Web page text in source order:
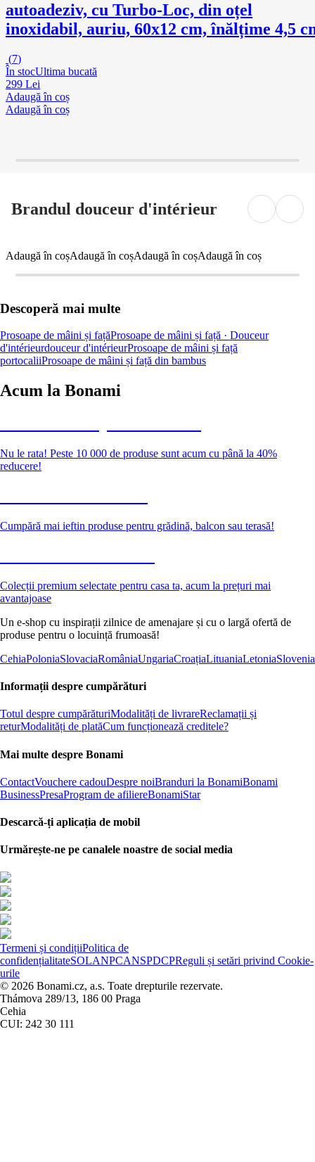
autoadeziv, cu Turbo-Loc, din oțel
inoxidabil, auriu, 60x12 cm, înălțime 4,5
(7)
În stocUltima bucată
299 Lei
Adaugă în coș
Adaugă în coș
Brandul douceur d'intérieur
Adaugă în coșAdaugă în coșAdaugă în coșAdaugă în coș
Descoperă mai multe
Prosoape de mâini și fațăProsoape de mâini și față · Douceur
d'intérieurdouceur d'intérieurProsoape de mâini și față
portocaliiProsoape de mâini și față din bambus
Acum la Bonami
Nu le rata! Peste 10 000 de produse sunt acum cu până la 40%
reducere!
Cumpără mai ieftin produse pentru grădină, balcon sau terasă!
Colecții premium selectate pentru casa ta, acum la prețuri mai
avantajoase
Un e-shop cu inspirații zilnice de amenajare și cu o largă ofertă de
produse pentru o locuință frumoasă!
CehiaPoloniaSlovaciaRomâniaUngariaCroațiaLituaniaLetoniaSlovenia
Informații despre cumpărături
Totul despre cumpărăturiModalități de livrareReclamații și
returModalități de platăCum funcționează creditele?
Mai multe despre Bonami
ContactVouchere cadouDespre noiBranduri la BonamiBonami
BusinessPresaProgram de afiliereBonamiStar
Descarcă-ți aplicația de mobil
Urmărește-ne pe canalele noastre de social media
Termeni și condițiiPolitica de
confidențialitateSOLANPCANSPDCPReguli și setări privind Cookie-
urile
© 2026 Bonami.cz, a.s. Toate drepturile rezervate.
Thámova 289/13, 186 00 Praga
Cehia
CUI: 242 30 111